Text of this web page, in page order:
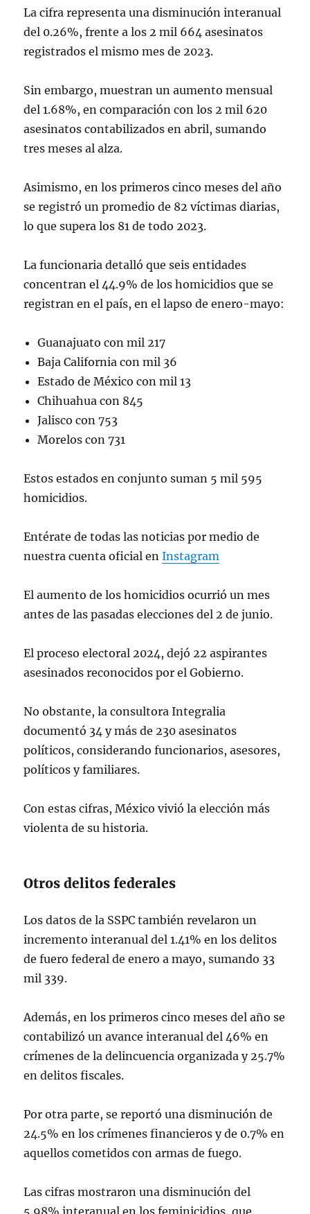
La cifra representa una disminución interanual
del 0.26%, frente a los 2 mil 664 asesinatos
registrados el mismo mes de 2023.
Sin embargo, muestran un aumento mensual
del 1.68%, en comparación con los 2 mil 620
asesinatos contabilizados en abril, sumando
tres meses al alza.
Asimismo, en los primeros cinco meses del año
se registró un promedio de 82 víctimas diarias,
lo que supera los 81 de todo 2023.
La funcionaria detalló que seis entidades
concentran el 44.9% de los homicidios que se
registran en el país, en el lapso de enero-mayo:
Guanajuato con mil 217
Baja California con mil 36
Estado de México con mil 13
Chihuahua con 845
Jalisco con 753
Morelos con 731
Estos estados en conjunto suman 5 mil 595
homicidios.
Entérate de todas las noticias por medio de
nuestra cuenta oficial enInstagram
El aumento de los homicidios ocurrió un mes
antes de las pasadas elecciones del 2 de junio.
El proceso electoral 2024, dejó 22 aspirantes
asesinados reconocidos por el Gobierno.
No obstante, la consultora Integralia
documentó 34 y más de 230 asesinatos
políticos, considerando funcionarios, asesores,
políticos y familiares.
Con estas cifras, México vivió la elección más
violenta de su historia.
Otros delitos federales
Los datos de la SSPC también revelaron un
incremento interanual del 1.41% en los delitos
de fuero federal de enero a mayo, sumando 33
mil 339.
Además, en los primeros cinco meses del año se
contabilizó un avance interanual del 46% en
crímenes de la delincuencia organizada y 25.7%
en delitos fiscales.
Por otra parte, se reportó una disminución de
24.5% en los crímenes financieros y de 0.7% en
aquellos cometidos con armas de fuego.
Las cifras mostraron una disminución del